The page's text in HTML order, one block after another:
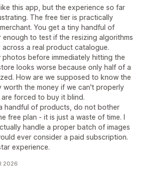
this app, but the experience so far
The free tier is practically
You get a tiny handful of
to test if the resizing algorithms
a real product catalogue.
photos before immediately hitting the
looks worse because only half of a
How are we supposed to know the
worth the money if we can't properly
forced to buy it blind.
handful of products, do not bother
free plan - it is just a waste of time. I
handle a proper batch of images
ever consider a paid subscription.
experience.
2026